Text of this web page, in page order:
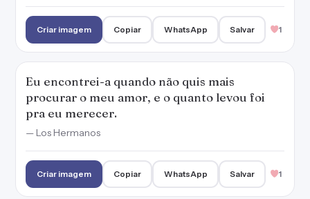
Criar imagem Copiar WhatsApp Salvar 1
Eu encontrei-a quando não quis mais
procurar o meu amor, e o quanto levou foi
pra eu merecer.
— Los Hermanos
Criar imagem Copiar WhatsApp Salvar 1